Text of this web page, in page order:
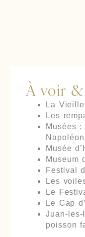
À voir
La
Les
Musées
Napoléon
Musée
Museum
Festival
Les
Le
Le Cap
Juan-
poisson